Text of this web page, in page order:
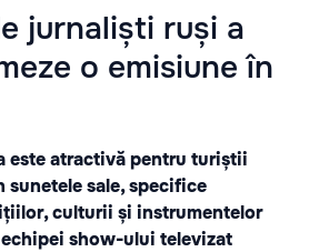
jurnaliști ruși a
o emisiune în
este atractivă pentru turiștii
sale, specifice
culturii și instrumentelor
show-ului televizat